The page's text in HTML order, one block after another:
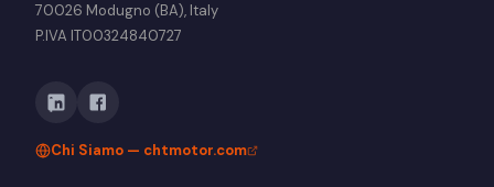
70026 Modugno (BA), Italy
P.IVA IT00324840727
Chi Siamo — chtmotor.com